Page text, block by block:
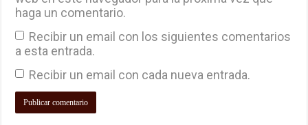
haga un comentario.
Recibir un email con los siguientes comentarios
a esta entrada.
Recibir un email con cada nueva entrada.